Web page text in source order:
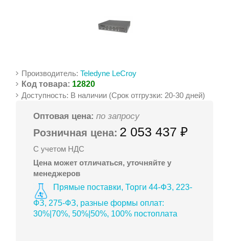
Производитель:Teledyne LeCroy
Код товара: 12820
Доступность: В наличии (Срок отгрузки: 20-30 дней)
Оптовая цена: по запросу
Розничная цена: 2 053 437 ₽
С учетом НДС
Цена может отличаться, уточняйте у
менеджеров
Прямые поставки, Торги 44-ФЗ, 223-
ФЗ, 275-ФЗ, разные формы оплат:
30%|70%, 50%|50%, 100% постоплата